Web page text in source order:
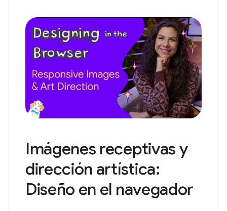
Imágenes receptivas y
dirección artística:
Diseño en el navegador